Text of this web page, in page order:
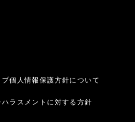
プ個人情報保護方針について
ハラスメントに対する方針